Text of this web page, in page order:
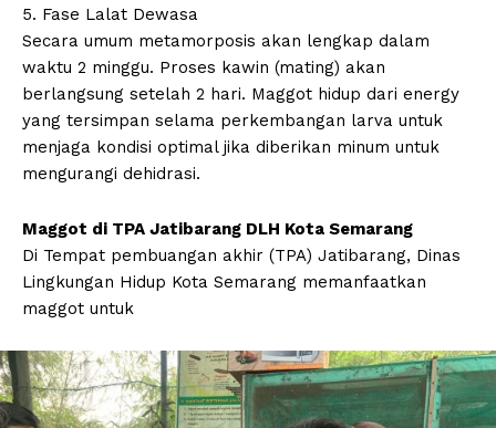
5. Fase Lalat Dewasa
Secara umum metamorposis akan lengkap dalam
waktu 2 minggu. Proses kawin (mating) akan
berlangsung setelah 2 hari. Maggot hidup dari energy
yang tersimpan selama perkembangan larva untuk
menjaga kondisi optimal jika diberikan minum untuk
mengurangi dehidrasi.
Maggot di TPA Jatibarang DLH Kota Semarang
Di Tempat pembuangan akhir (TPA) Jatibarang, Dinas
Lingkungan Hidup Kota Semarang memanfaatkan
maggot untuk